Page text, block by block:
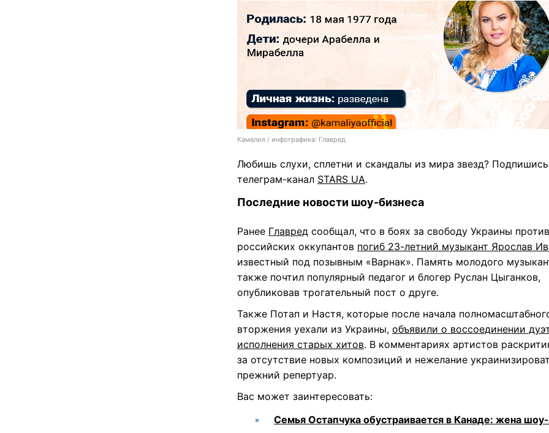
Камалия / инфографика: Главред
Любишь слухи, сплетни и скандалы из мира звезд?
телеграм-канал STARS UA.
Последние новости шоу-бизнеса
Ранее Главред сообщал, что в боях за свободу Украины против
российских оккупантов погиб 23-летний музыкант Ярослав
известный под позывным «Варнак». Память молодого
также почтил популярный педагог и блогер Руслан Цыганков,
опубликовав трогательный пост о друге.
Также Потап и Настя, которые после начала
вторжения уехали из Украины, объявили о воссоединении
исполнения старых хитов. В комментариях артистов
за отсутствие новых композиций и нежелание
прежний репертуар.
Вас может заинтересовать:
Семья Остапчука обустраивается в Канаде: жена